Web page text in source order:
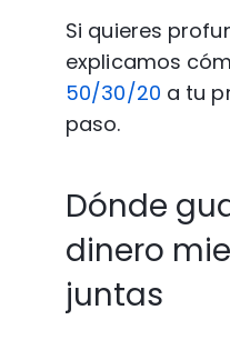
Si quieres
explicamos
50/30/20 a tu
paso.
Dónde
dinero
juntas